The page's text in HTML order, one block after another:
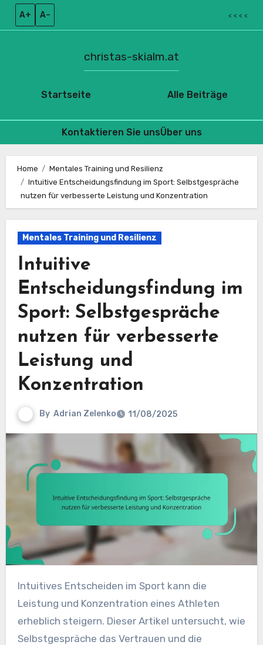
A+ A– < < < <
Startseite
christas-skialm.at
Alle Beiträge
Kontaktieren Sie unsÜber uns
content
Home
Mentales Training und Resilienz
Intuitive Entscheidungsfindung im Sport: Selbstgespräche
nutzen für verbesserte Leistung und Konzentration
Mentales Training und Resilienz
Intuitive
Entscheidungsfindung im
Sport: Selbstgespräche
nutzen für verbesserte
Leistung und
Konzentration
By Adrian Zelenko 11/08/2025
Intuitives Entscheiden im Sport kann die
Leistung und Konzentration eines Athleten
erheblich steigern. Dieser Artikel untersucht, wie
Selbstgespräche das Vertrauen und die